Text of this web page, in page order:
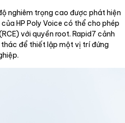
nghiêm trọng cao được phát hiện
HP Poly Voice có thể cho phép
với quyền root. Rapid7 cảnh
để thiết lập một vị trí đứng